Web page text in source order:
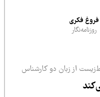
فکری
زبان دو کارشناس